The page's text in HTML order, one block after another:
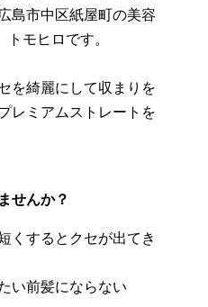
島市中区紙屋町の美容
モヒロです。
を綺麗にして収まりを
レミアムストレートを
せんか？
くするとクセが出てき
い前髪にならない